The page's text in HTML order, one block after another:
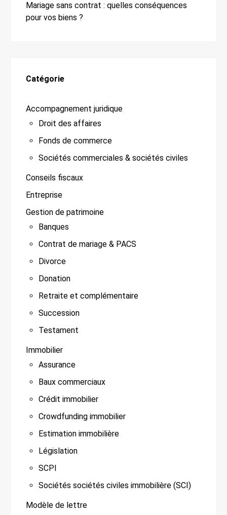
Mariage sans contrat : quelles conséquences
pour vos biens ?
Catégorie
Accompagnement juridique
Droit des affaires
Fonds de commerce
Sociétés commerciales & sociétés civiles
Conseils fiscaux
Entreprise
Gestion de patrimoine
Banques
Contrat de mariage & PACS
Divorce
Donation
Retraite et complémentaire
Succession
Testament
Immobilier
Assurance
Baux commerciaux
Crédit immobilier
Crowdfunding immobilier
Estimation immobilière
Législation
SCPI
Sociétés sociétés civiles immobilière (SCI)
Modèle de lettre